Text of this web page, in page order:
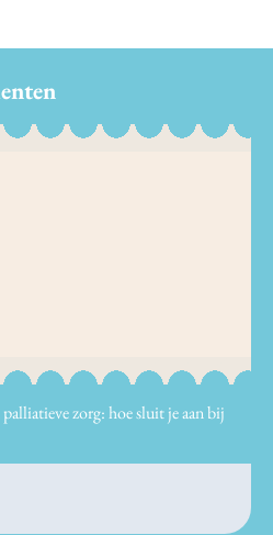
zorg: hoe sluit je aan bij